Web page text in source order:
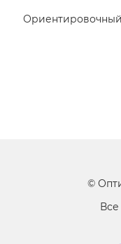
Ориентировочный
©